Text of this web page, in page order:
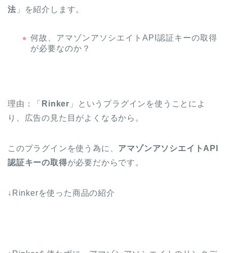
法 」を紹介します。
何故、アマゾンアソシエイトAPI認証キーの取得
が必要なのか？
理由：「 Rinker 」というプラグインを使うことによ
り、広告の見た目がよくなるから。
このプラグインを使う為に、 アマゾンアソシエイトAPI
認証キーの取得が必要だからです。
↓Rinkerを使った商品の紹介